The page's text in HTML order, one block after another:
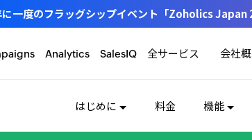
に一度のフラッグシップイベント「Zoholics
Analytics SalesIQ 全サービス 会社
はじめに 料金 機能